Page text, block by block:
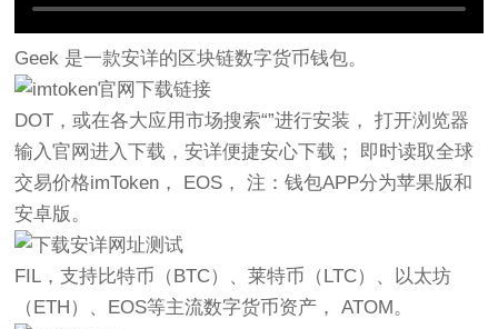
Geek 是一款安详的区块链数字货币钱包。
DOT，或在各大应用市场搜索“”进行安装， 打开浏览器
输入官网进入下载，安详便捷安心下载； 即时读取全球
交易价格imToken， EOS， 注：钱包APP分为苹果版和
安卓版。
FIL，支持比特币（BTC）、莱特币（LTC）、以太坊
（ETH）、EOS等主流数字货币资产， ATOM。